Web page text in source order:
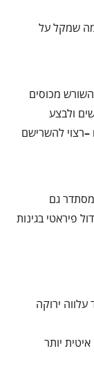
שמקל על
מכוסים
ולבצע
–רצוי להשרישם
גם
פיראטי בגינות
עלווה ירוקה
יותר